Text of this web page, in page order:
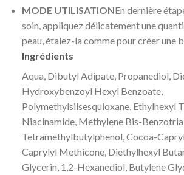
MODE UTILISATIONEn dernière
soin, appliquez délicatement une
peau, étalez-la comme pour créer une
Ingrédients
Aqua, Dibutyl Adipate, Propanediol,
Hydroxybenzoyl Hexyl Benzoate,
Polymethylsilsesquioxane, Ethylhexyl
Niacinamide, Methylene Bis-
Tetramethylbutylphenol, Cocoa-
Caprylyl Methicone, Diethylhexyl
Glycerin, 1,2-Hexanediol, Butylene